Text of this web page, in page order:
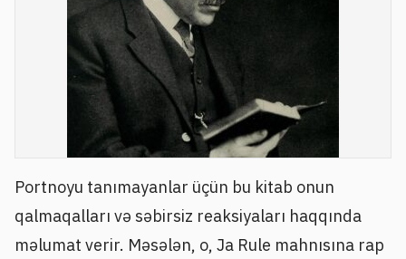
Portnoyu tanımayanlar üçün bu kitab onun
qalmaqalları və səbirsiz reaksiyaları haqqında
məlumat verir. Məsələn, o, Ja Rule mahnısına rap